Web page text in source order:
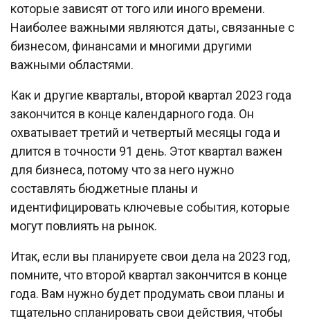
которые зависят от того или иного времени.
Наиболее важными являются даты, связанные с
бизнесом, финансами и многими другими
важными областями.
Как и другие кварталы, второй квартал 2023 года
закончится в конце календарного года. Он
охватывает третий и четвертый месяцы года и
длится в точности 91 день. Этот квартал важен
для бизнеса, потому что за него нужно
составлять бюджетные планы и
идентифицировать ключевые события, которые
могут повлиять на рынок.
Итак, если вы планируете свои дела на 2023 год,
помните, что второй квартал закончится в конце
года. Вам нужно будет продумать свои планы и
тщательно спланировать свои действия, чтобы